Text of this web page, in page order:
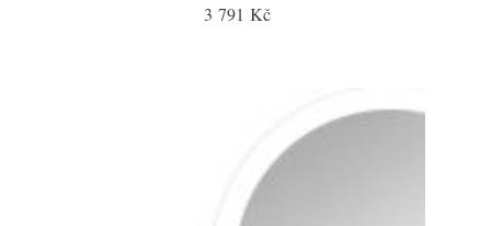
3 791 Kč